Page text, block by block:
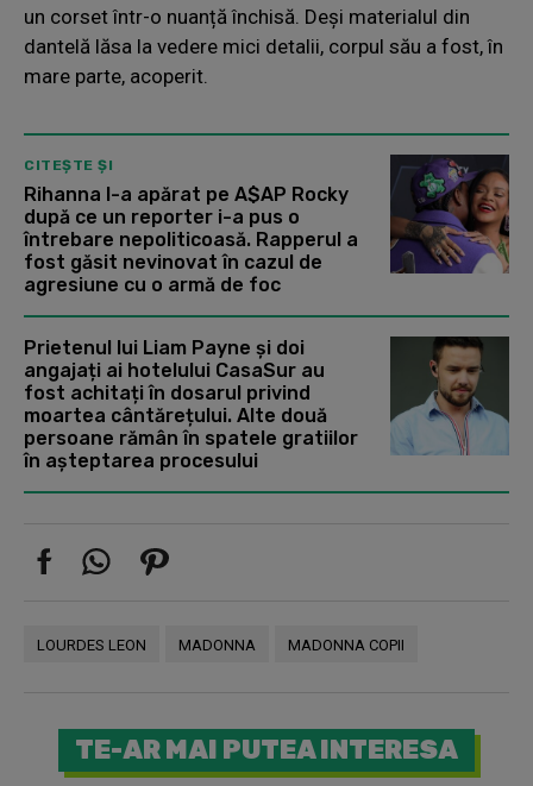
un corset într-o nuanță închisă. Deși materialul din
dantelă lăsa la vedere mici detalii, corpul său a fost, în
mare parte, acoperit.
CITEȘTE ȘI
Rihanna l-a apărat pe A$AP Rocky
după ce un reporter i-a pus o
întrebare nepoliticoasă. Rapperul a
fost găsit nevinovat în cazul de
agresiune cu o armă de foc
Prietenul lui Liam Payne și doi
angajați ai hotelului CasaSur au
fost achitați în dosarul privind
moartea cântărețului. Alte două
persoane rămân în spatele gratiilor
în așteptarea procesului
LOURDES LEON MADONNA MADONNA COPII
TE-AR MAI PUTEA INTERESA